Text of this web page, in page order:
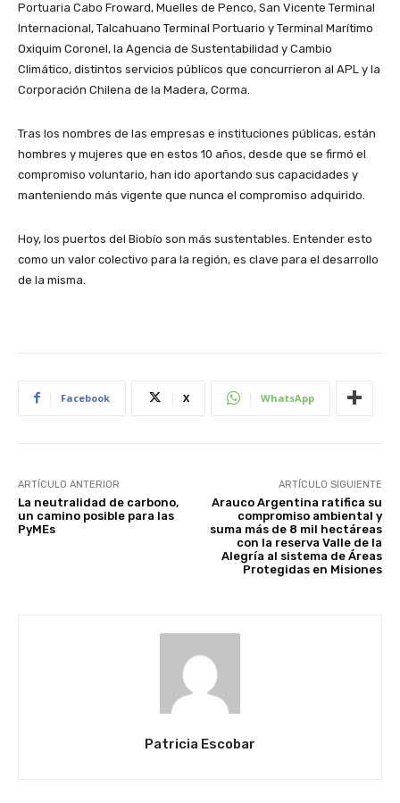
Portuaria Cabo Froward, Muelles de Penco, San Vicente Terminal
Internacional, Talcahuano Terminal Portuario y Terminal Marítimo
Oxiquim Coronel, la Agencia de Sustentabilidad y Cambio
Climático, distintos servicios públicos que concurrieron al APL y la
Corporación Chilena de la Madera, Corma.
Tras los nombres de las empresas e instituciones públicas, están
hombres y mujeres que en estos 10 años, desde que se firmó el
compromiso voluntario, han ido aportando sus capacidades y
manteniendo más vigente que nunca el compromiso adquirido.
Hoy, los puertos del Biobío son más sustentables. Entender esto
como un valor colectivo para la región, es clave para el desarrollo
de la misma.
Facebook X WhatsApp
ARTÍCULO ANTERIOR
La neutralidad de carbono,
un camino posible para las
PyMEs
ARTÍCULO SIGUIENTE
Arauco Argentina ratifica su
compromiso ambiental y
suma más de 8 mil hectáreas
con la reserva Valle de la
Alegría al sistema de Áreas
Protegidas en Misiones
Patricia Escobar